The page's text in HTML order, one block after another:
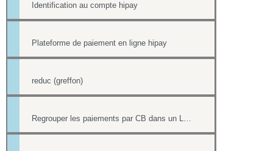
Identification au compte hipay
Plateforme de paiement en ligne hipay
reduc (greffon)
Regrouper les paiements par CB dans un LOT de télécollecte